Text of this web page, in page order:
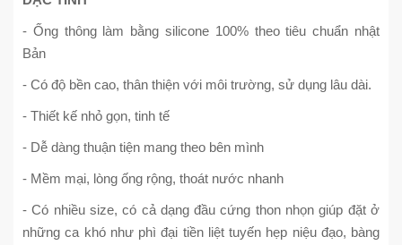
- Ống thông làm bằng silicone 100% theo tiêu chuẩn nhật
Bản
- Có độ bền cao, thân thiện với môi trường, sử dụng lâu dài.
- Thiết kế nhỏ gọn, tinh tế
- Dễ dàng thuận tiện mang theo bên mình
- Mềm mại, lòng ống rộng, thoát nước nhanh
- Có nhiều size, có cả dạng đầu cứng thon nhọn giúp đặt ở
những ca khó như phì đại tiền liệt tuyến hẹp niệu đạo, bàng